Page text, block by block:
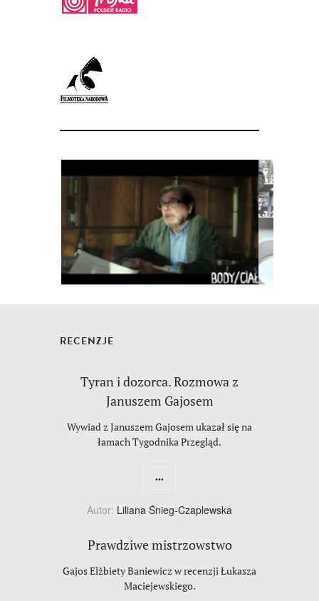
RECENZJE
Tyran i dozorca. Rozmowa z
Januszem Gajosem
Wywiad z Januszem Gajosem ukazał się na
łamach Tygodnika Przegląd.
...
Autor: Liliana Śnieg-Czaplewska
Prawdziwe mistrzowstwo
Gajos Elżbiety Baniewicz w recenzji Łukasza
Maciejewskiego.